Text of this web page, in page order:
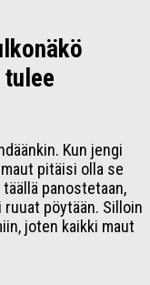
Kun jengi
pitäisi olla se
panostetaan,
pöytään. Silloin
joten kaikki maut